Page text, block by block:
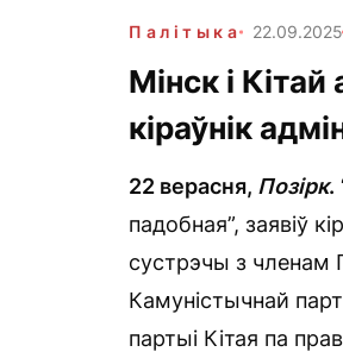
Палітыка 22.09.2025
Мінск і
кіраўнік
22 верасня, Позірк.
падобная”, заявіў
сустрэчы з членам
Камуністычнай
партыі Кітая па